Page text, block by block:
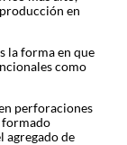
en
la forma en que
como
perforaciones
formado
agregado de